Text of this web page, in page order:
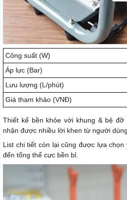
Công suất (W)
Áp lực (Bar)
Lưu lượng (L/phút)
Giá tham khảo (VNĐ)
Thiết kế bền khỏe với khung & bệ đỡ
nhận được nhiều lời khen từ người
List chi tiết còn lại cũng được lựa chọn
đến tổng thể cực bền bỉ.